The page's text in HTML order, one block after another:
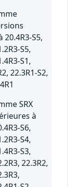
S5,
S5,
S1,
22.3R1-S2,
SRX
à
S6,
S4,
S3,
22.3R2,